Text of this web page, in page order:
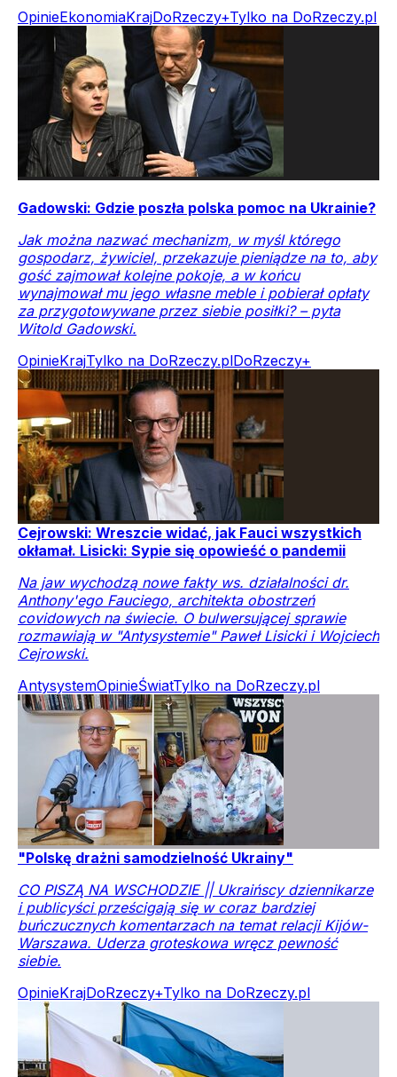
OpinieEkonomiaKrajDoRzeczy+Tylko na DoRzeczy.pl
Gadowski: Gdzie poszła polska pomoc na Ukrainie?
Jak można nazwać mechanizm, w myśl którego
gospodarz, żywiciel, przekazuje pieniądze na to, aby
gość zajmował kolejne pokoje, a w końcu
wynajmował mu jego własne meble i pobierał opłaty
za przygotowywane przez siebie posiłki? – pyta
Witold Gadowski.
OpinieKrajTylko na DoRzeczy.plDoRzeczy+
Cejrowski: Wreszcie widać, jak Fauci wszystkich
okłamał. Lisicki: Sypie się opowieść o pandemii
Na jaw wychodzą nowe fakty ws. działalności dr.
Anthony'ego Fauciego, architekta obostrzeń
covidowych na świecie. O bulwersującej sprawie
rozmawiają w "Antysystemie" Paweł Lisicki i Wojciech
Cejrowski.
AntysystemOpinieŚwiatTylko na DoRzeczy.pl
"Polskę drażni samodzielność Ukrainy"
CO PISZĄ NA WSCHODZIE || Ukraińscy dziennikarze
i publicyści prześcigają się w coraz bardziej
buńczucznych komentarzach na temat relacji Kijów-
Warszawa. Uderza groteskowa wręcz pewność
siebie.
OpinieKrajDoRzeczy+Tylko na DoRzeczy.pl